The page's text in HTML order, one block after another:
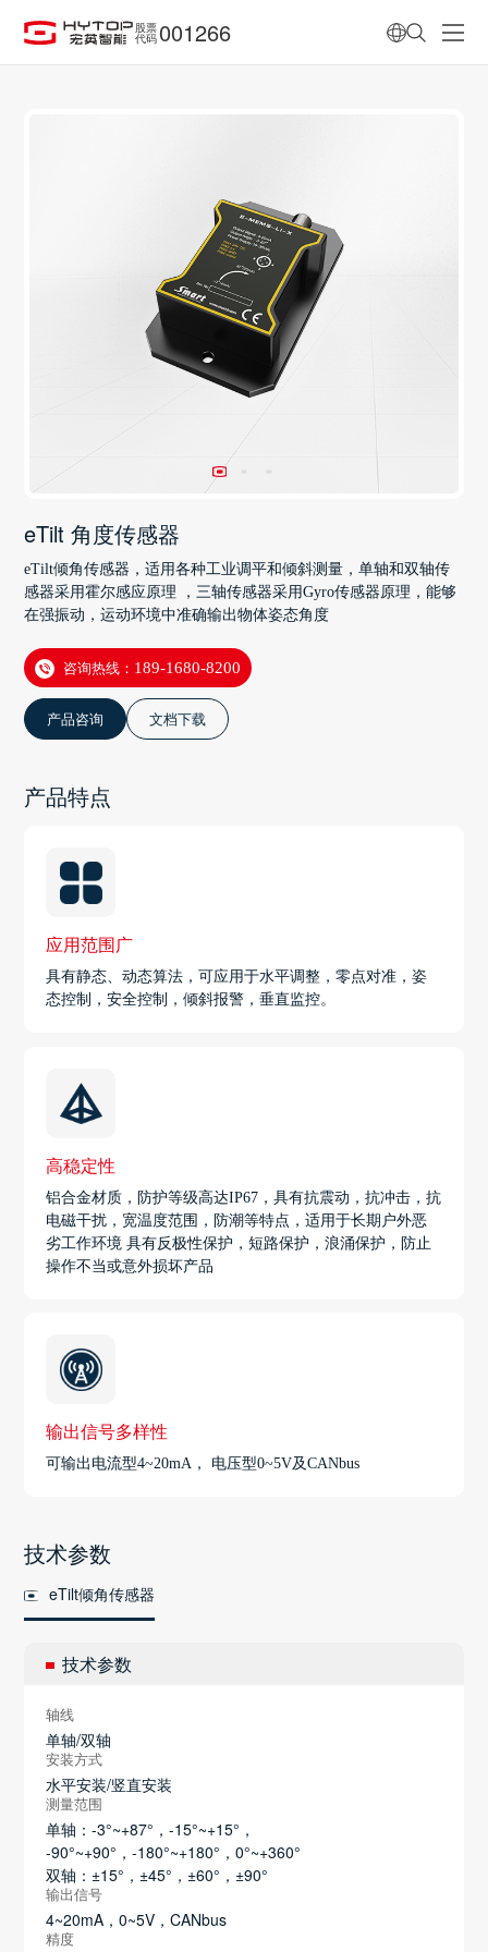
股票
代码 001266
eTilt 角度传感器
eTilt倾角传感器，适用各种工业调平和倾斜测量，单轴和双轴传
感器采用霍尔感应原理 ，三轴传感器采用Gyro传感器原理，能够
在强振动，运动环境中准确输出物体姿态角度
咨询热线： 189-1680-8200
产品咨询 文档下载
产品特点
应用范围广
具有静态、动态算法，可应用于水平调整，零点对准，姿
态控制，安全控制，倾斜报警，垂直监控。
高稳定性
铝合金材质，防护等级高达IP67，具有抗震动，抗冲击，抗
电磁干扰，宽温度范围，防潮等特点，适用于长期户外恶
劣工作环境 具有反极性保护，短路保护，浪涌保护，防止
操作不当或意外损坏产品
输出信号多样性
可输出电流型4~20mA， 电压型0~5V及CANbus
技术参数
eTilt倾角传感器
技术参数
轴线
单轴/双轴
安装方式
水平安装/竖直安装
测量范围
单轴：-3°~+87°，-15°~+15°，
-90°~+90°，-180°~+180°，0°~+360°
双轴：±15°，±45°，±60°，±90°
输出信号
4~20mA，0~5V，CANbus
精度